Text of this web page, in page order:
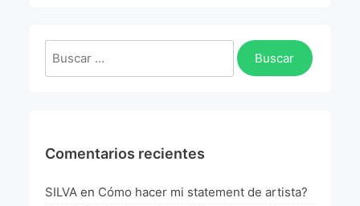
Manifiesto Ecoarte
Buscar:
Comentarios recientes
SILVA en Cómo hacer mi statement de artista?